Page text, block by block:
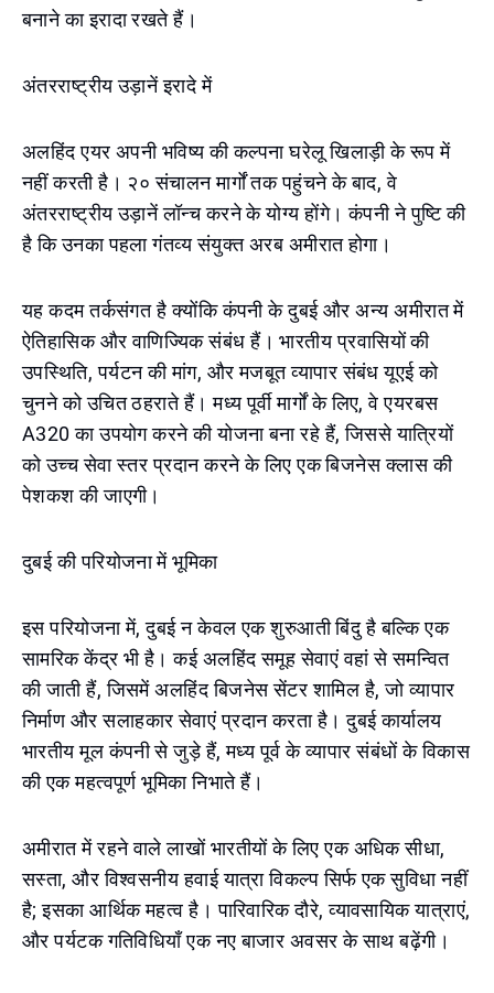
बनाने का इरादा रखते हैं।
अंतरराष्ट्रीय उड़ानें इरादे में
अलहिंद एयर अपनी भविष्य की कल्पना घरेलू खिलाड़ी के रूप में
नहीं करती है। २० संचालन मार्गों तक पहुंचने के बाद, वे
अंतरराष्ट्रीय उड़ानें लॉन्च करने के योग्य होंगे। कंपनी ने पुष्टि की
है कि उनका पहला गंतव्य संयुक्त अरब अमीरात होगा।
यह कदम तर्कसंगत है क्योंकि कंपनी के दुबई और अन्य अमीरात में
ऐतिहासिक और वाणिज्यिक संबंध हैं। भारतीय प्रवासियों की
उपस्थिति, पर्यटन की मांग, और मजबूत व्यापार संबंध यूएई को
चुनने को उचित ठहराते हैं। मध्य पूर्वी मार्गों के लिए, वे एयरबस
A320 का उपयोग करने की योजना बना रहे हैं, जिससे यात्रियों
को उच्च सेवा स्तर प्रदान करने के लिए एक बिजनेस क्लास की
पेशकश की जाएगी।
दुबई की परियोजना में भूमिका
इस परियोजना में, दुबई न केवल एक शुरुआती बिंदु है बल्कि एक
सामरिक केंद्र भी है। कई अलहिंद समूह सेवाएं वहां से समन्वित
की जाती हैं, जिसमें अलहिंद बिजनेस सेंटर शामिल है, जो व्यापार
निर्माण और सलाहकार सेवाएं प्रदान करता है। दुबई कार्यालय
भारतीय मूल कंपनी से जुड़े हैं, मध्य पूर्व के व्यापार संबंधों के विकास
की एक महत्वपूर्ण भूमिका निभाते हैं।
अमीरात में रहने वाले लाखों भारतीयों के लिए एक अधिक सीधा,
सस्ता, और विश्वसनीय हवाई यात्रा विकल्प सिर्फ एक सुविधा नहीं
है; इसका आर्थिक महत्व है। पारिवारिक दौरे, व्यावसायिक यात्राएं,
और पर्यटक गतिविधियाँ एक नए बाजार अवसर के साथ बढ़ेंगी।